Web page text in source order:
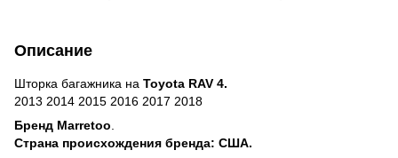
Описание
Шторка багажника на Toyota RAV 4.
2013 2014 2015 2016 2017 2018
Бренд Marretoo
Страна происхождения бренда: США.